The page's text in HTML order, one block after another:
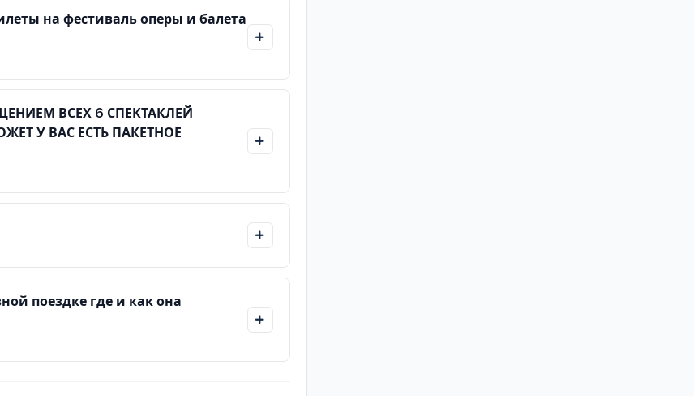
на фестиваль оперы и балета
ВСЕХ 6 СПЕКТАКЛЕЙ
У ВАС ЕСТЬ ПАКЕТНОЕ
поездке где и как она